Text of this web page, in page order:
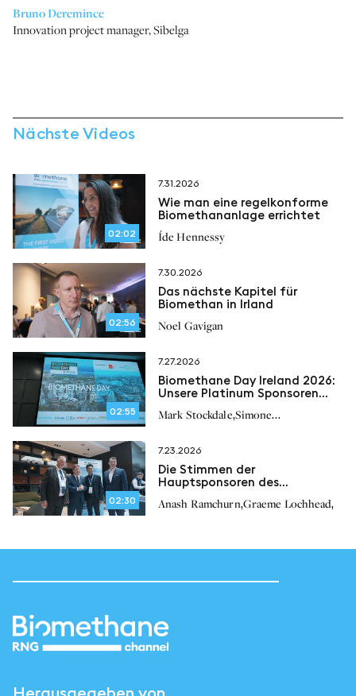
Bruno Deremince
Innovation project manager,Sibelga
Nächste Videos
02:02
7.31.2026
Wie man eine regelkonforme
Biomethananlage errichtet
Íde Hennessy
02:56
7.30.2026
Das nächste Kapitel für
Biomethan in Irland
Noel Gavigan
02:55
7.27.2026
Biomethane Day Ireland 2026:
Unsere Platinum Sponsoren
Biomethans in Irland
Mark Stockdale,Simone
02:30
7.23.2026
Die Stimmen der
Hauptsponsoren des
Anash Ramchurn,Graeme Lochhead,